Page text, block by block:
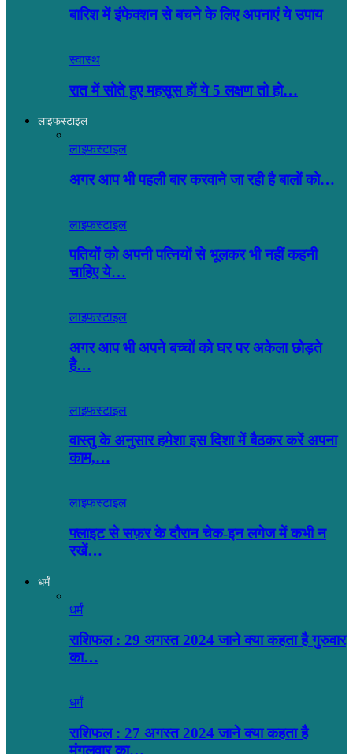
बारिश में इंफेक्शन से बचने के लिए अपनाएं ये उपाय
स्वास्थ
रात में सोते हुए महसूस हों ये 5 लक्षण तो हो…
लाइफस्टाइल
लाइफस्टाइल
अगर आप भी पहली बार करवाने जा रही है बालों को…
लाइफस्टाइल
पतियों को अपनी पत्नियों से भूलकर भी नहीं कहनी
चाहिए ये…
लाइफस्टाइल
अगर आप भी अपने बच्चों को घर पर अकेला छोड़ते
है…
लाइफस्टाइल
वास्तु के अनुसार हमेशा इस दिशा में बैठकर करें अपना
काम,…
लाइफस्टाइल
फ्लाइट से सफ़र के दौरान चेक-इन लगेज में कभी न
रखें…
धर्मं
धर्मं
राशिफल : 29 अगस्त 2024 जाने क्या कहता है गुरुवार
का…
धर्मं
राशिफल : 27 अगस्त 2024 जाने क्या कहता है
मंगलवार का…